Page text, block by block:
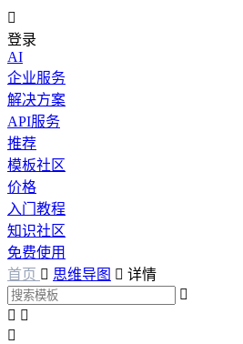

登录
AI
企业服务
解决方案
API服务
推荐
模板社区
价格
入门教程
知识社区
免费使用
首页  思维导图  详情

 
